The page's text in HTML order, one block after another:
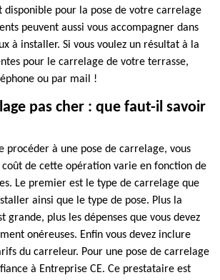
disponible pour la pose de votre carrelage
peuvent aussi vous accompagner dans
à installer. Si vous voulez un résultat à la
pour le carrelage de votre terrasse,
ou par mail !
pas cher : que faut-il savoir
procéder à une pose de carrelage, vous
coût de cette opération varie en fonction de
Le premier est le type de carrelage que
ainsi que le type de pose. Plus la
grande, plus les dépenses que vous devez
onéreuses. Enfin vous devez inclure
du carreleur. Pour une pose de carrelage
à Entreprise CE. Ce prestataire est